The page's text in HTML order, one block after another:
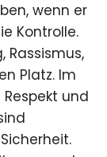
wenn er
Kontrolle.
Rassismus,
Platz. Im
und